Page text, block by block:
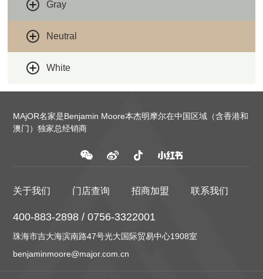
Gray
Neutral
White
MAjOR名家是Benjamin Moore本杰明摩尔在中国区域（含香港和
澳门）独家总经销商
关于我们 门店查询 招商加盟 联系我们
400-883-2898 / 0756-3322001
珠海市吉大海滨南路47号光大国际贸易中心1908室
benjaminmoore@major.com.cn